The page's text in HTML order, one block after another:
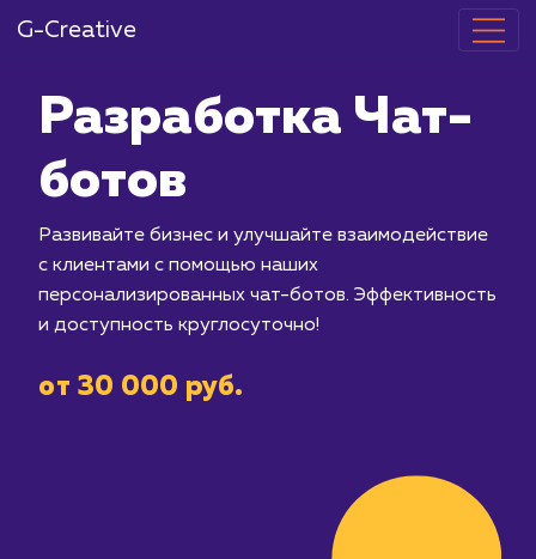
G-Creative
Разработка
ботов
Развивайте бизнес и улучшайте
с клиентами с помощью наших
персонализированных чат-ботов.
от 30 000 руб.